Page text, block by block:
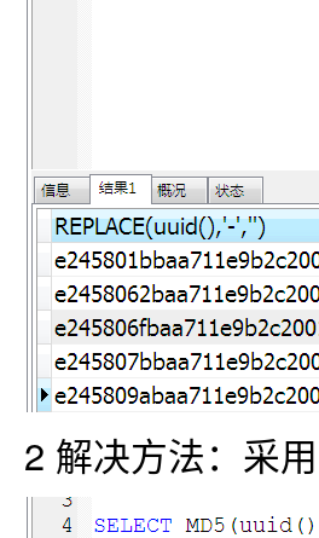
2 解决方法：采